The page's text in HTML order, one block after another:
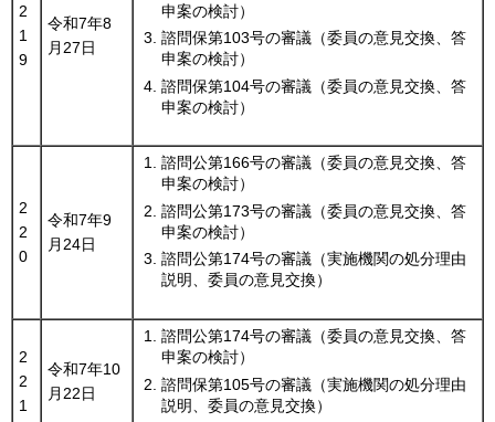
2
1
9
令和7年8
月27日
申案の検討）
諮問保第103号の審議（委員の意見交換、答
申案の検討）
諮問保第104号の審議（委員の意見交換、答
申案の検討）
2
2
0
令和7年9
月24日
諮問公第166号の審議（委員の意見交換、答
申案の検討）
諮問公第173号の審議（委員の意見交換、答
申案の検討）
諮問公第174号の審議（実施機関の処分理由
説明、委員の意見交換）
2
2
1
令和7年10
月22日
諮問公第174号の審議（委員の意見交換、答
申案の検討）
諮問保第105号の審議（実施機関の処分理由
説明、委員の意見交換）